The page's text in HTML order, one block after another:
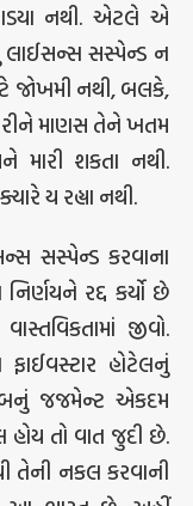
નથી. એટલે એ
લાઈસન્સ સસ્પેન્ડ ન
જોખમી નથી, બલકે,
માણસ તેને ખતમ
મારી શકતા નથી.
ય રહ્યા નથી.
સસ્પેન્ડ કરવાના
રદ્દ કર્યો છે
જીવો.
હોટેલનું
જજમેન્ટ એકદમ
તો વાત જુદી છે.
તેની નકલ કરવાની